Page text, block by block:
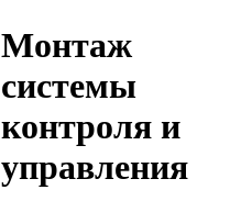
Монтаж
системы
контроля и
управления